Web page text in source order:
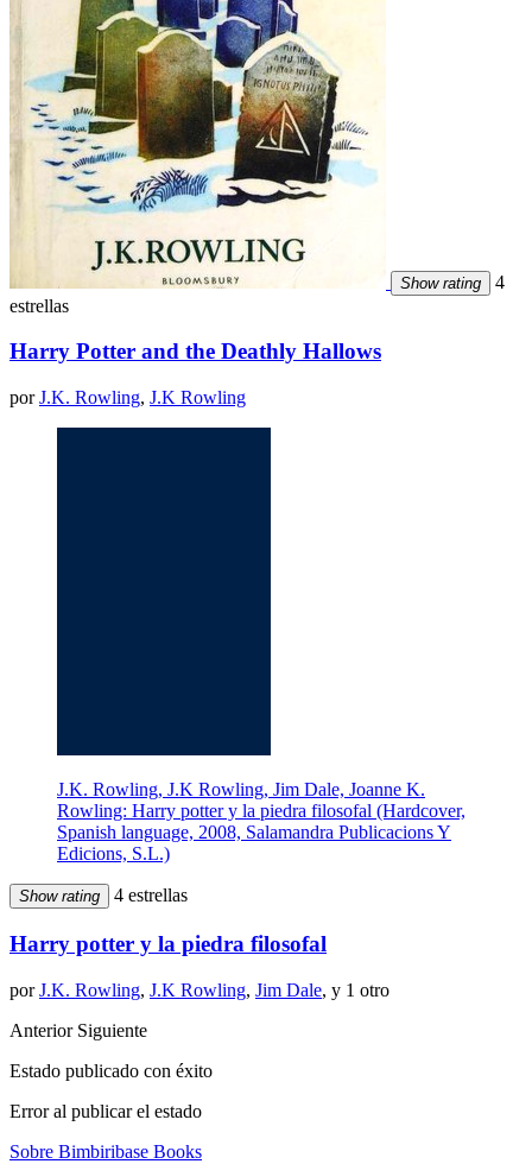
Show rating
4
estrellas
Harry Potter and the Deathly Hallows
porJ.K. Rowling, J.K Rowling
J.K. Rowling, J.K Rowling, Jim Dale, Joanne K.
Rowling: Harry potter y la piedra filosofal (Hardcover,
Spanish language, 2008, Salamandra Publicacions Y
Edicions, S.L.)
Show rating 4 estrellas
Harry potter y la piedra filosofal
porJ.K. Rowling, J.K Rowling, Jim Dale, y 1 otro
Anterior Siguiente
Estado publicado con éxito
Error al publicar el estado
Sobre Bimbiribase Books